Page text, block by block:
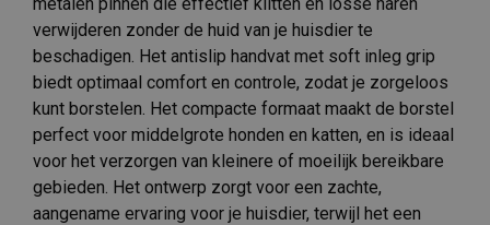
verwijderen zonder de huid van je huisdier te
beschadigen. Het antislip handvat met soft inleg grip
biedt optimaal comfort en controle, zodat je zorgeloos
kunt borstelen. Het compacte formaat maakt de borstel
perfect voor middelgrote honden en katten, en is ideaal
voor het verzorgen van kleinere of moeilijk bereikbare
gebieden. Het ontwerp zorgt voor een zachte,
aangename ervaring voor je huisdier, terwijl het een